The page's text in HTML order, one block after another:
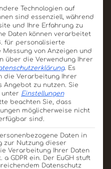
Technologien auf
sind essenziell, während
und Ihre Erfahrung zu
Daten können verarbeitet
für personalisierte
von Anzeigen und
über die Verwendung Ihrer
. Es
die Verarbeitung Ihrer
Angebot zu nutzen. Sie
unter Einstellungen
beachten Sie, dass
möglicherweise nicht
sind.
Daten in
zur Nutzung dieser
Verarbeitung Ihrer Daten
a GDPR ein. Der EuGH stuft
Datenschutz